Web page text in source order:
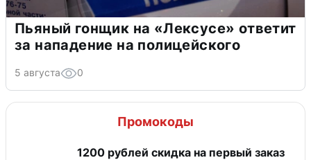
Пьяный гонщик на «Лексусе» ответит
за нападение на полицейского
5 августа 0
Промокоды
​1200 рублей скидка на первый заказ